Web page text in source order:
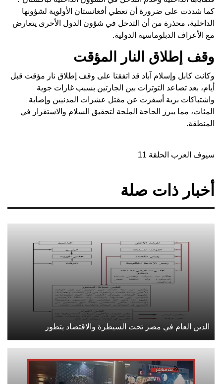
كما شددت على ضرورة أن تعطي أفغانستان الأولوية لشؤونها
الداخلية، محذرة من أن التدخل في شؤون الدول الأخرى يتعارض
مع الأعراف الدبلوماسية الدولية.
وقف إطلاق النار المؤقت
وكانت كابل وإسلام آباد قد اتفقتا على وقف إطلاق نار مؤقت قبل
أيام، بعد تصاعد التوترات بين الجارتين بسبب غارات جوية
واشتباكات برية أسفرت عن مقتل عشرات المدنيين وإصابة
المئات، مما يبرز الحاجة الملحة لتحقيق السلام والاستقرار في
المنطقة.
سيوف العرب الحلقة 11
أخبار ذات صلة
الدين العام في مصر تحت السيطرة والاقتصاد يتطور